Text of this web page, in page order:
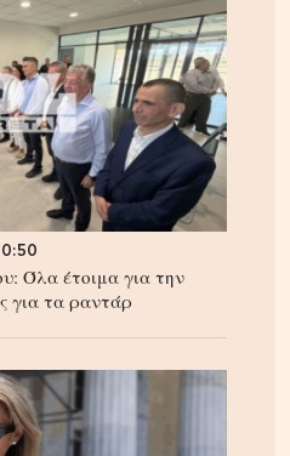
Όλα έτοιμα για την
για τα ραντάρ